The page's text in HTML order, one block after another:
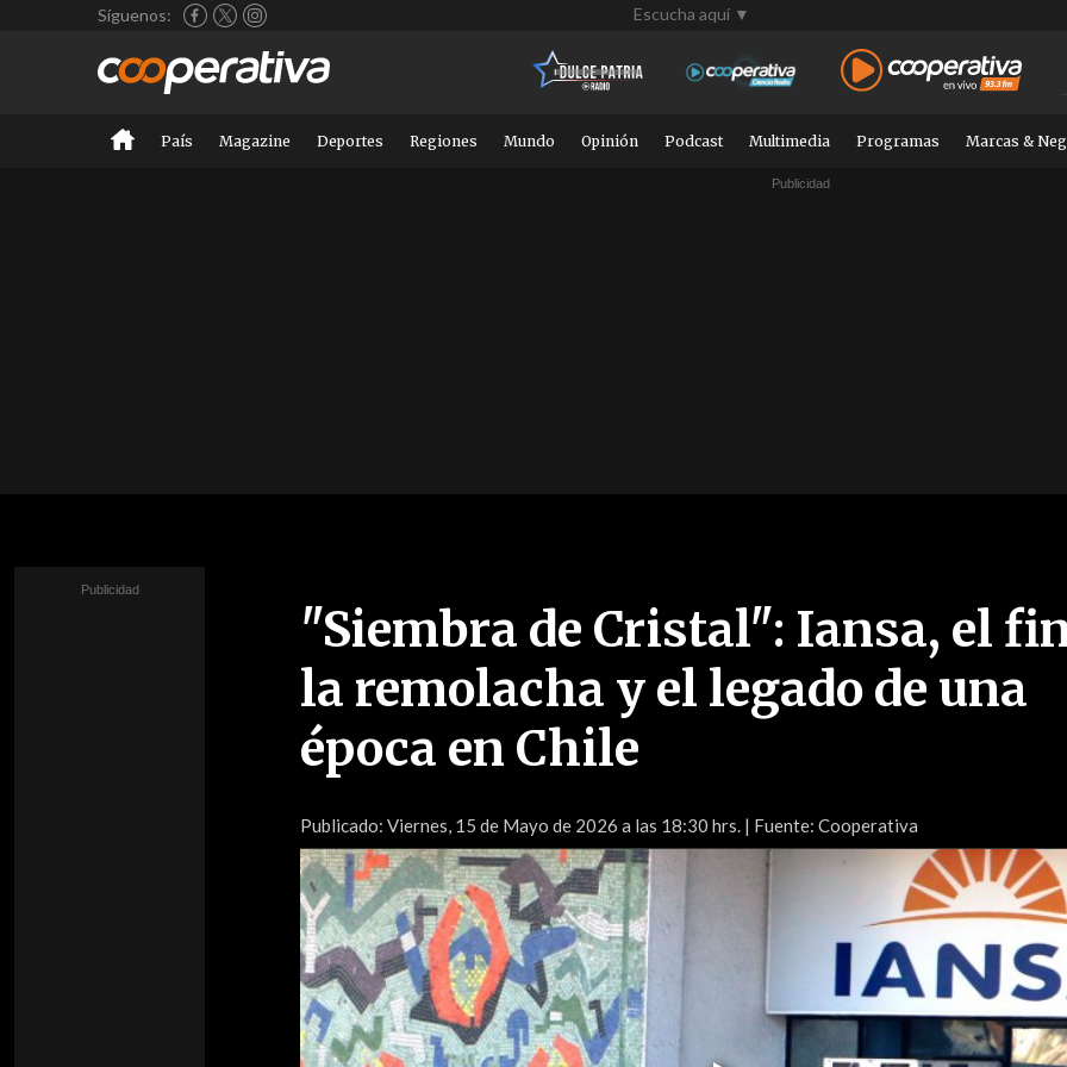
Síguenos: Escucha aquí ▼
País Magazine Deportes Regiones Mundo Opinión Podcast Multimedia Programas Marcas &
"Siembra de Cristal": Iansa, el
la remolacha y el legado de una
época en Chile
Publicado: Viernes, 15 de Mayo de 2026 a las 18:30 hrs. | Fuente: Cooperativa